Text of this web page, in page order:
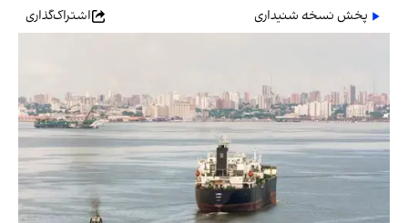
پخش نسخه شنیداری
اشتراک‌گذاری